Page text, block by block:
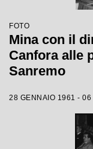
FOTO
Mina con il
Canfora alle
Sanremo
28 GENNAIO 1961 -